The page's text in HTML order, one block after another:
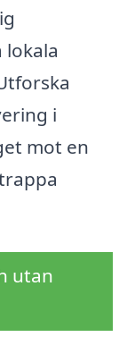
i
mot en
utan